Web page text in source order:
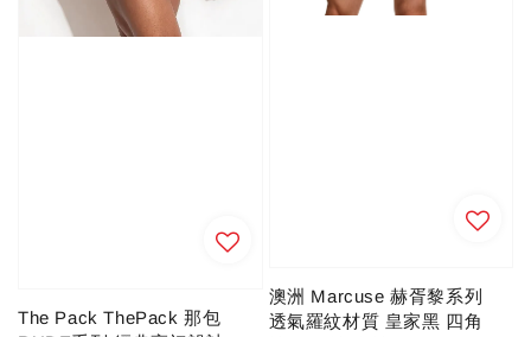
The Pack ThePack 那包
澳洲 Marcuse 赫胥黎系列
透氣羅紋材質 皇家黑 四角